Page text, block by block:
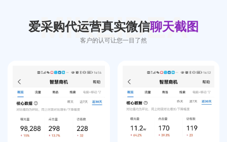
爱采购代运营真实微信聊天截图
客户的认可让您一目了然
MIKEIDEA